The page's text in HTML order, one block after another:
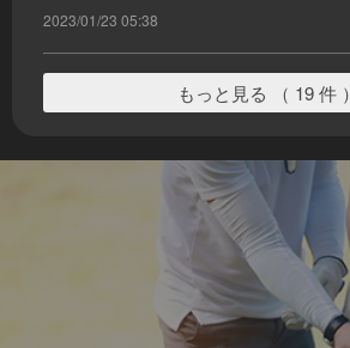
2023/01/23 05:38
もっと見る （ 19 件 ）